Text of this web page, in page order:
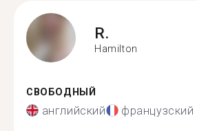
R.
Hamilton
СВОБОДНЫЙ
английский французский